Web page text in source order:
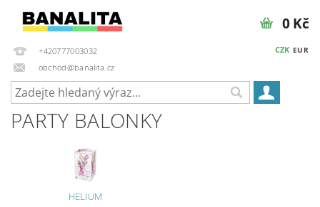
+420777003032
obchod@banalita.cz
CZK EUR
0 Kč
PARTY BALONKY
HELIUM